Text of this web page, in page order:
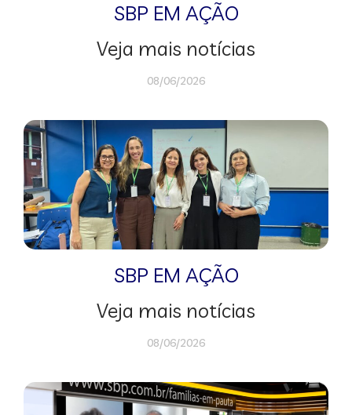
SBP EM AÇÃO
Veja mais notícias
08/06/2026
SBP EM AÇÃO
Veja mais notícias
08/06/2026